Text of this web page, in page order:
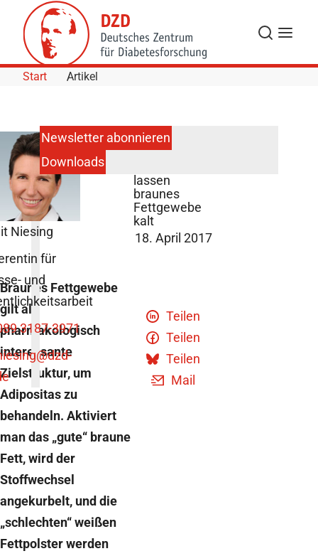
Skip to Content
Suche
Start Artikel
lassen
braunes
Fettgewebe
kalt
18. April 2017
Braunes Fettgewebe
gilt als
pharmakologisch
interessante
Zielstruktur, um
Adipositas zu
behandeln. Aktiviert
man das „gute“ braune
Fett, wird der
Stoffwechsel
angekurbelt, und die
„schlechten“ weißen
Fettpolster werden
Teilen
Teilen
Teilen
Mail
Niesing
für
und
3187-3971
@dzd-
Newsletter abonnieren
Downloads